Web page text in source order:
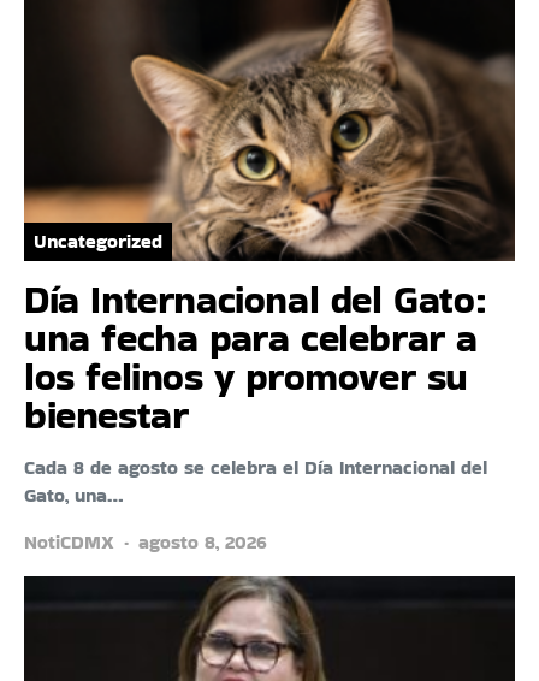
Uncategorized
Día Internacional del Gato:
una fecha para celebrar a
los felinos y promover su
bienestar
Cada 8 de agosto se celebra el Día Internacional del
Gato, una…
NotiCDMX
agosto 8, 2026